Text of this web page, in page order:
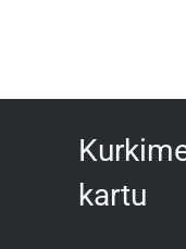
kartu